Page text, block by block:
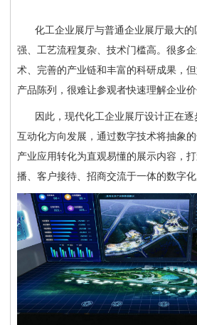
化工企业展厅与普通企业展厅最大
强、工艺流程复杂、技术门槛高。很多
术、完善的产业链和丰富的科研成果，
产品陈列，很难让参观者快速理解企业价
因此，现代化工企业展厅设计正在逐
互动化方向发展，通过数字技术将抽象
产业应用转化为直观易懂的展示内容，
播、客户接待、招商交流于一体的数字化